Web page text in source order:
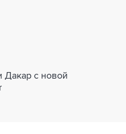
Дакар с новой